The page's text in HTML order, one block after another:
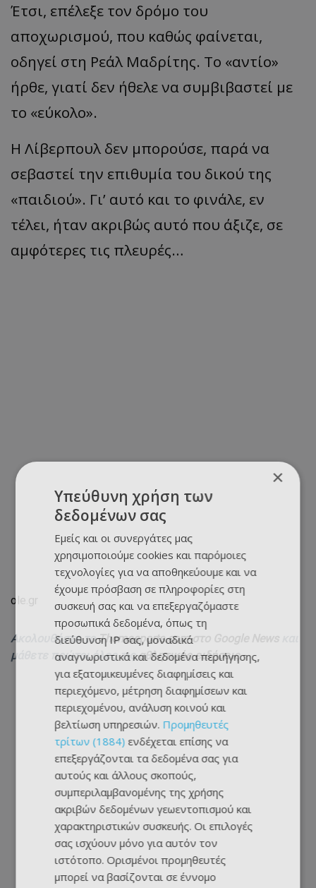
Έτσι, επέλεξε τον δρόμο του
αποχωρισμού, που καθώς φαίνεται,
οδηγεί στη Ρεάλ Μαδρίτης. Το «αντίο»
ήρθε, γιατί δεν ήθελε να συμβιβαστεί με
το «εύκολο».
Η Λίβερπουλ δεν μπορούσε, παρά να
σεβαστεί την επιθυμία του δικού της
«παιδιού». Γι’ αυτό και το φινάλε, εν
τέλει, ήταν ακριβώς αυτό που άξιζε, σε
αμφότερες τις πλευρές…
ole.gr
Ακολουθήστε τοThemasports.com στο Google News
μάθετε πρώτοι όλες τιςαθλητικές ειδήσεις
×
Υπεύθυνη χρήση των
δεδομένων σας
Εμείς και οι συνεργάτες μας
χρησιμοποιούμε cookies και παρόμοιες
τεχνολογίες για να αποθηκεύουμε και να
έχουμε πρόσβαση σε πληροφορίες στη
συσκευή σας και να επεξεργαζόμαστε
προσωπικά δεδομένα, όπως τη
διεύθυνση IP σας, μοναδικά
αναγνωριστικά και δεδομένα περιήγησης,
για εξατομικευμένες διαφημίσεις και
περιεχόμενο, μέτρηση διαφημίσεων και
περιεχομένου, ανάλυση κοινού και
βελτίωση υπηρεσιών. Προμηθευτές
τρίτων (1884) ενδέχεται επίσης να
επεξεργάζονται τα δεδομένα σας για
αυτούς και άλλους σκοπούς,
συμπεριλαμβανομένης της χρήσης
ακριβών δεδομένων γεωεντοπισμού και
χαρακτηριστικών συσκευής. Οι επιλογές
σας ισχύουν μόνο για αυτόν τον
ιστότοπο. Ορισμένοι προμηθευτές
μπορεί να βασίζονται σε έννομο